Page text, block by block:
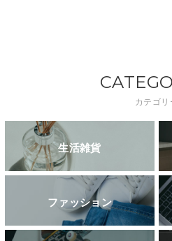
カテゴリ
生活雑貨
ファッション